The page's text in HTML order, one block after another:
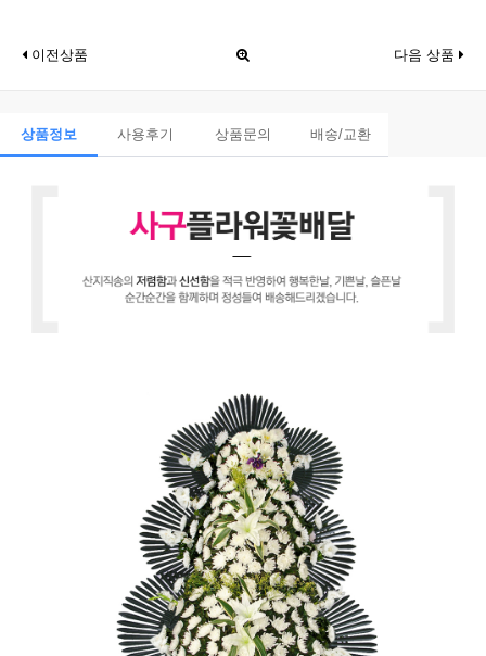
이전상품 다음 상품
상품정보 사용후기 상품문의 배송/교환